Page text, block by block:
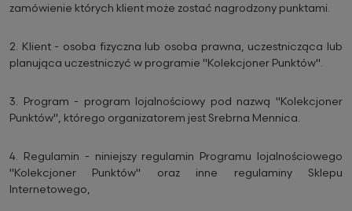
zamówienie których klient może zostać nagrodzony punktami.
2. Klient - osoba fizyczna lub osoba prawna, uczestnicząca lub
planująca uczestniczyć w programie "Kolekcjoner Punktów".
3. Program - program lojalnościowy pod nazwą "Kolekcjoner
Punktów", którego organizatorem jest Srebrna Mennica.
4. Regulamin - niniejszy regulamin Programu lojalnościowego
"Kolekcjoner Punktów" oraz inne regulaminy Sklepu
Internetowego,